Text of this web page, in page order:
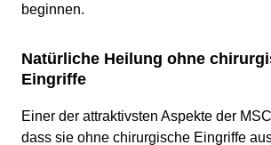
beginnen.
Natürliche Heilung ohne
Eingriffe
Einer der attraktivsten Aspekte der
dass sie ohne chirurgische Eingriffe